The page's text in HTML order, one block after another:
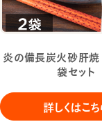
炎の備長炭火砂肝焼
袋セット
詳しくはこち